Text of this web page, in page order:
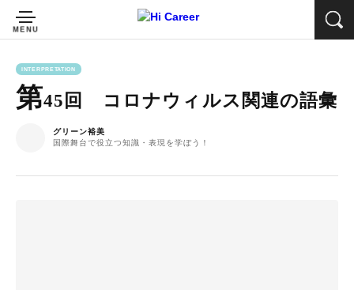
INTERPRETATION
第45回 コロナウィルス関連の語彙
グリーン裕美
国際舞台で役立つ知識・表現を学ぼう！